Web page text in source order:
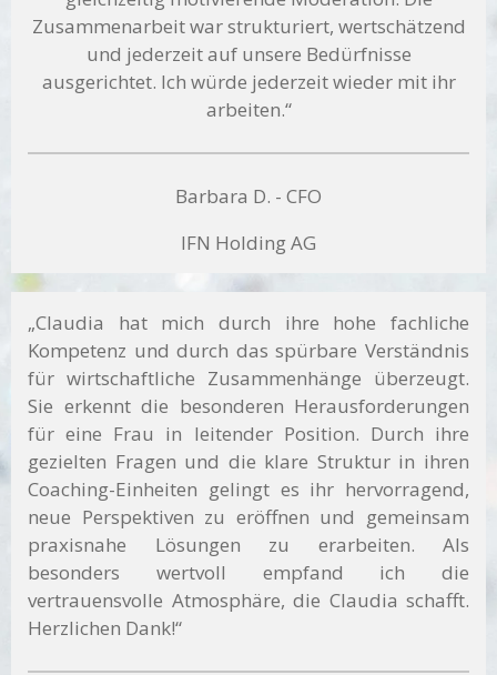
Zusammenarbeit war strukturiert, wertschätzend
und jederzeit auf unsere Bedürfnisse
ausgerichtet. Ich würde jederzeit wieder mit ihr
arbeiten.“
Barbara D. - CFO
IFN Holding AG
„Claudia hat mich durch ihre hohe fachliche
Kompetenz und durch das spürbare Verständnis
für wirtschaftliche Zusammenhänge überzeugt.
Sie erkennt die besonderen Herausforderungen
für eine Frau in leitender Position. Durch ihre
gezielten Fragen und die klare Struktur in ihren
Coaching-Einheiten gelingt es ihr hervorragend,
neue Perspektiven zu eröffnen und gemeinsam
praxisnahe Lösungen zu erarbeiten. Als
besonders wertvoll empfand ich die
vertrauensvolle Atmosphäre, die Claudia schafft.
Herzlichen Dank!“